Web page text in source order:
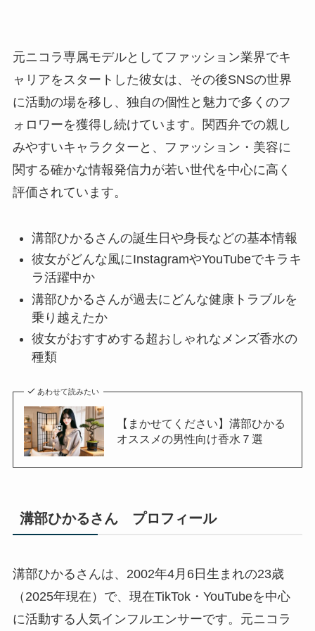
元ニコラ専属モデルとしてファッション業界でキ
ャリアをスタートした彼女は、その後SNSの世界
に活動の場を移し、独自の個性と魅力で多くのフ
ォロワーを獲得し続けています。関西弁での親し
みやすいキャラクターと、ファッション・美容に
関する確かな情報発信力が若い世代を中心に高く
評価されています。
溝部ひかるさんの誕生日や身長などの基本情報
彼女がどんな風にInstagramやYouTubeでキラキ
ラ活躍中か
溝部ひかるさんが過去にどんな健康トラブルを
乗り越えたか
彼女がおすすめする超おしゃれなメンズ香水の
種類
あわせて読みたい
【まかせてください】溝部ひかる
オススメの男性向け香水７選
溝部ひかるさん プロフィール
溝部ひかるさんは、2002年4月6日生まれの23歳
（2025年現在）で、現在TikTok・YouTubeを中心
に活動する人気インフルエンサーです。元ニコラ